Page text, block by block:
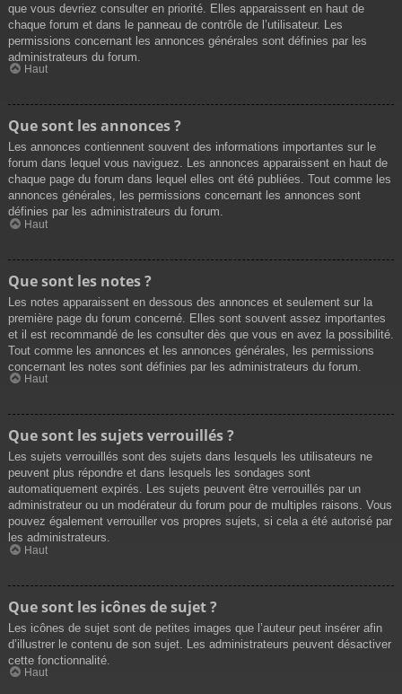
que vous devriez consulter en priorité. Elles apparaissent en haut de
chaque forum et dans le panneau de contrôle de l’utilisateur. Les
permissions concernant les annonces générales sont définies par les
administrateurs du forum.
Haut
Que sont les annonces ?
Les annonces contiennent souvent des informations importantes sur le
forum dans lequel vous naviguez. Les annonces apparaissent en haut de
chaque page du forum dans lequel elles ont été publiées. Tout comme les
annonces générales, les permissions concernant les annonces sont
définies par les administrateurs du forum.
Haut
Que sont les notes ?
Les notes apparaissent en dessous des annonces et seulement sur la
première page du forum concerné. Elles sont souvent assez importantes
et il est recommandé de les consulter dès que vous en avez la possibilité.
Tout comme les annonces et les annonces générales, les permissions
concernant les notes sont définies par les administrateurs du forum.
Haut
Que sont les sujets verrouillés ?
Les sujets verrouillés sont des sujets dans lesquels les utilisateurs ne
peuvent plus répondre et dans lesquels les sondages sont
automatiquement expirés. Les sujets peuvent être verrouillés par un
administrateur ou un modérateur du forum pour de multiples raisons. Vous
pouvez également verrouiller vos propres sujets, si cela a été autorisé par
les administrateurs.
Haut
Que sont les icônes de sujet ?
Les icônes de sujet sont de petites images que l’auteur peut insérer afin
d’illustrer le contenu de son sujet. Les administrateurs peuvent désactiver
cette fonctionnalité.
Haut